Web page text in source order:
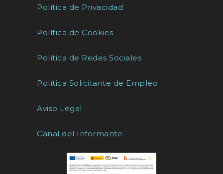
Política de Privacidad
Política de Cookies
Política de Redes Sociales
Política Solicitante de Empleo
Aviso Legal
Canal del Informante